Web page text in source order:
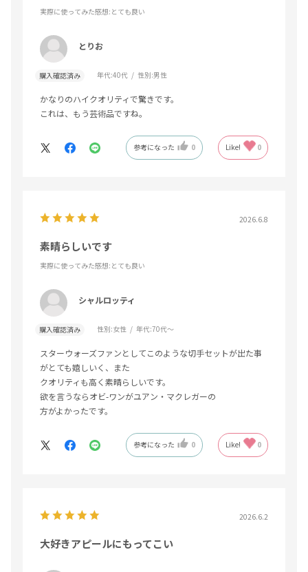
実際に使ってみた感想:とても良い
とりお
購入確認済み 年代:40代 性別:男性
かなりのハイクオリティで驚きです。
これは、もう芸術品ですね。
参考になった 0 Like! 0
2026.6.8
素晴らしいです
実際に使ってみた感想:とても良い
シャルロッティ
購入確認済み 性別:女性 年代:70代～
スターウォーズファンとしてこのような切手セットが出た事
がとても嬉しいく、また
クオリティも高く素晴らしいです。
欲を言うならオビ-ワンがユアン・マクレガーの
方がよかったです。
参考になった 0 Like! 0
2026.6.2
大好きアピールにもってこい